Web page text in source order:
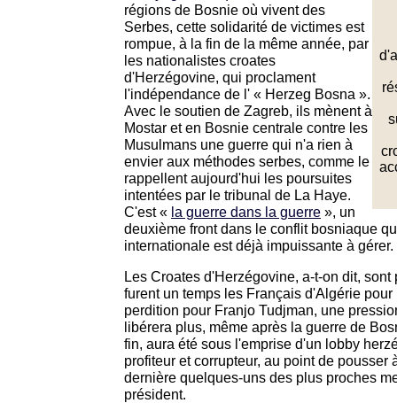
régions de Bosnie où vivent des
Serbes, cette solidarité de victimes est
rompue, à la fin de la même année, par
les nationalistes croates
d'Herzégovine, qui proclament
l'indépendance de l' « Herzeg Bosna ».
Avec le soutien de Zagreb, ils mènent à
Mostar et en Bosnie centrale contre les
Musulmans une guerre qui n'a rien à
envier aux méthodes serbes, comme le
rappellent aujourd'hui les poursuites
intentées par le tribunal de La Haye.
C'est « la guerre dans la guerre », un
deuxième front dans le conflit bosniaque
internationale est déjà impuissante à gérer.
Les Croates d'Herzégovine, a-t-on dit,
furent un temps les Français d'Algérie
perdition pour Franjo Tudjman, une
libérera plus, même après la guerre de
fin, aura été sous l'emprise d'un lobby
profiteur et corrupteur, au point de pousser
dernière quelques-uns des plus proches
président.